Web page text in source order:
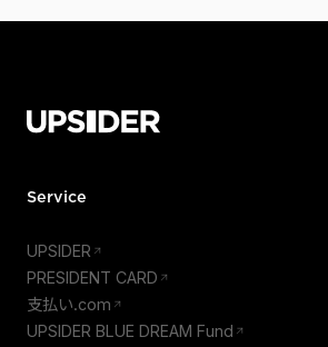
Service
UPSIDER
PRESIDENT CARD
支払い.com
UPSIDER BLUE DREAM Fund